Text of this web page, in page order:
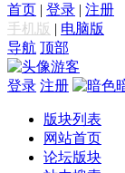
首页 | 登录 | 注册
手机版 | 电脑版
导航 顶部
游客
登录 注册
版块列表
网站首页
论坛版块